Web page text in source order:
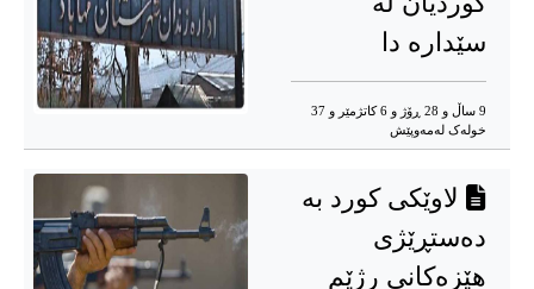
سێدارە دا
9 ساڵ و 28 ڕۆژ و 6 کاتژمێر و 37
خوله‌ک له‌مه‌وپێش‌
لاوێکی کورد بە
دەستڕێژی
هێزەکانی رژێم